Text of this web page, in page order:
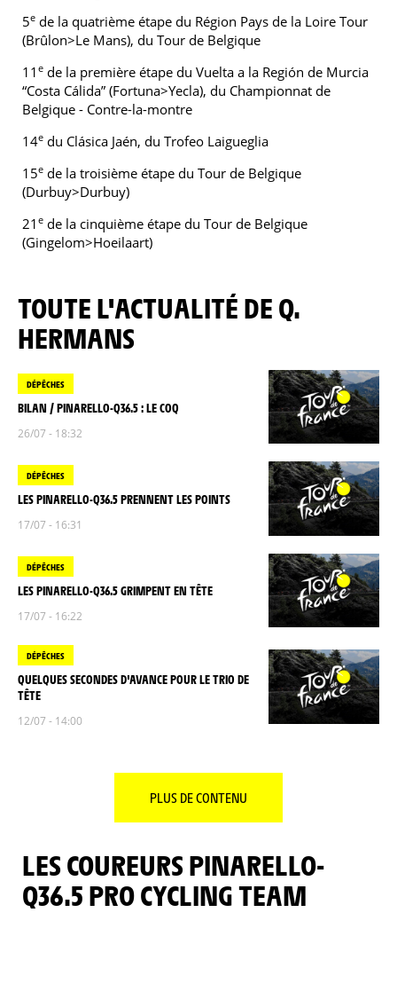
5e de la quatrième étape du Région Pays de la Loire Tour
(Brûlon>Le Mans), du Tour de Belgique
11 e de la première étape du Vuelta a la Región de Murcia
“Costa Cálida” (Fortuna>Yecla), du Championnat de
Belgique - Contre-la-montre
14e du Clásica Jaén, du Trofeo Laigueglia
15e de la troisième étape du Tour de Belgique
(Durbuy>Durbuy)
21 e de la cinquième étape du Tour de Belgique
(Gingelom>Hoeilaart)
TOUTE L'ACTUALITÉ DE Q.
HERMANS
DÉPÊCHES
BILAN / PINARELLO-Q36.5 : LE COQ
26/07 - 18:32
DÉPÊCHES
LES PINARELLO-Q36.5 PRENNENT LES POINTS
17/07 - 16:31
DÉPÊCHES
LES PINARELLO-Q36.5 GRIMPENT EN TÊTE
17/07 - 16:22
DÉPÊCHES
QUELQUES SECONDES D'AVANCE POUR LE TRIO DE
TÊTE
12/07 - 14:00
PLUS DE CONTENU
LES COUREURS PINARELLO-
Q36.5 PRO CYCLING TEAM